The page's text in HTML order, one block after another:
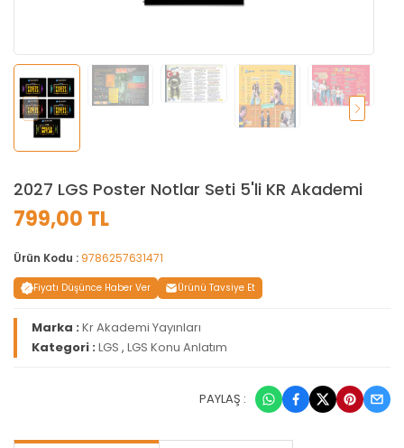
2027 LGS Poster Notlar Seti 5'li KR Akademi
799,00 TL
Ürün Kodu : 9786257631471
Fiyatı Düşünce Haber Ver Ürünü Tavsiye Et
Marka :Kr Akademi Yayınları
Kategori :LGS , LGS Konu Anlatım
PAYLAŞ :